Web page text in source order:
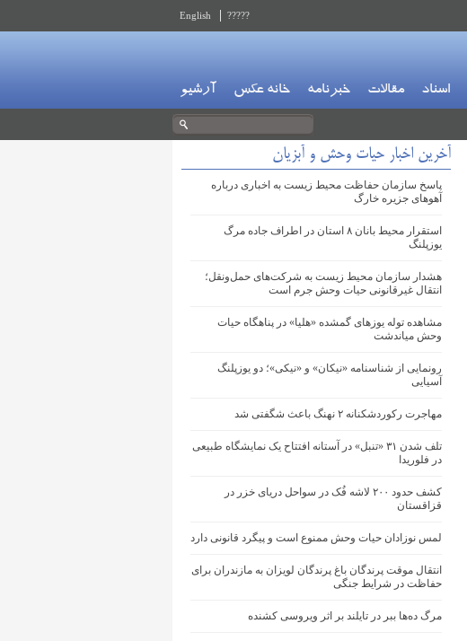
?????
English
اسناد مقالات خبرنامه خانه عکس آرشیو
آخرین اخبار حیات وحش و آبزیان
پاسخ سازمان حفاظت محیط زیست به اخباری درباره
آهوهای جزیره خارگ
استقرار محیط بانان ۸ استان در اطراف جاده مرگ
یوزپلنگ
هشدار سازمان محیط زیست به شرکت‌های حمل‌ونقل؛
انتقال غیرقانونی حیات‌ وحش جرم است
مشاهده توله‌ یوزهای گمشده «هلیا» در پناهگاه حیات
وحش میاندشت
رونمایی از شناسنامه «نیکان» و «نیکی»؛ دو یوزپلنگ
آسیایی
مهاجرت رکوردشکنانه ۲ نهنگ باعث شگفتی شد
تلف شدن ۳۱ «تنبل» در آستانه افتتاح یک نمایشگاه طبیعی
در فلوریدا
کشف حدود ۲۰۰ لاشه فُک در سواحل دریای خزر در
قزاقستان
لمس نوزادان حیات‌ وحش ممنوع است و پیگرد قانونی دارد
انتقال موقت پرندگان باغ پرندگان لویزان به مازندران برای
حفاظت در شرایط جنگی
مرگ ده‌ها ببر در تایلند بر اثر ویروسی کشنده